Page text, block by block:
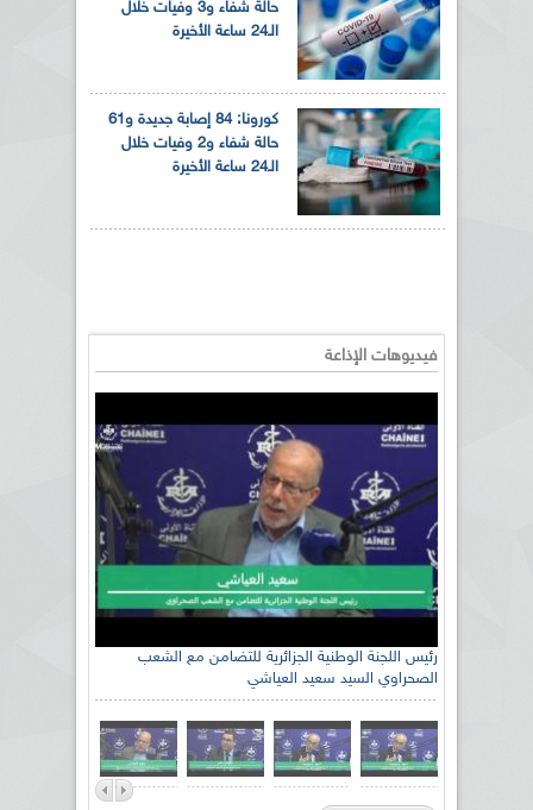
حالة شفاء و3 وفيات خلال
الـ24 ساعة الأخيرة
كورونا: 84 إصابة جديدة و61
حالة شفاء و2 وفيات خلال
الـ24 ساعة الأخيرة
فيديوهات الإذاعة
رئيس اللجنة الوطنية الجزائرية للتضامن مع الشعب
الصحراوي السيد سعيد العياشي